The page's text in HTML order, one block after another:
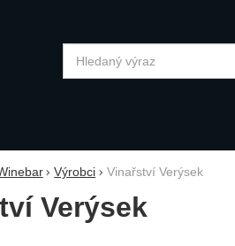
Výrobci Vinařství Verýsek
Verýsek
Vyhledávání